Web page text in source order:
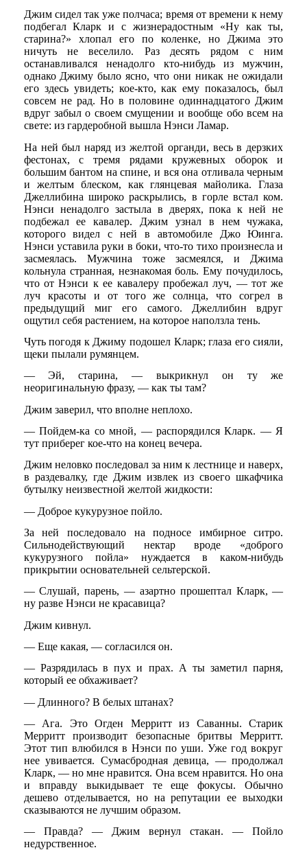
Джим сидел так уже полчаса; время от времени к нему
подбегал Кларк и с жизнерадостным «Ну как ты,
старина?» хлопал его по коленке, но Джима это
ничуть не веселило. Раз десять рядом с ним
останавливался ненадолго кто-нибудь из мужчин,
однако Джиму было ясно, что они никак не ожидали
его здесь увидеть; кое-кто, как ему показалось, был
совсем не рад. Но в половине одиннадцатого Джим
вдруг забыл о своем смущении и вообще обо всем на
свете: из гардеробной вышла Нэнси Ламар.
На ней был наряд из желтой органди, весь в дерзких
фестонах, с тремя рядами кружевных оборок и
большим бантом на спине, и вся она отливала черным
и желтым блеском, как глянцевая майолика. Глаза
Джеллибина широко раскрылись, в горле встал ком.
Нэнси ненадолго застыла в дверях, пока к ней не
подбежал ее кавалер. Джим узнал в нем чужака,
которого видел с ней в автомобиле Джо Юинга.
Нэнси уставила руки в боки, что-то тихо произнесла и
засмеялась. Мужчина тоже засмеялся, и Джима
кольнула странная, незнакомая боль. Ему почудилось,
что от Нэнси к ее кавалеру пробежал луч, — тот же
луч красоты и от того же солнца, что согрел в
предыдущий миг его самого. Джеллибин вдруг
ощутил себя растением, на которое наползла тень.
Чуть погодя к Джиму подошел Кларк; глаза его сияли,
щеки пылали румянцем.
— Эй, старина, — выкрикнул он ту же
неоригинальную фразу, — как ты там?
Джим заверил, что вполне неплохо.
— Пойдем-ка со мной, — распорядился Кларк. — Я
тут приберег кое-что на конец вечера.
Джим неловко последовал за ним к лестнице и наверх,
в раздевалку, где Джим извлек из своего шкафчика
бутылку неизвестной желтой жидкости:
— Доброе кукурузное пойло.
За ней последовало на подносе имбирное ситро.
Сильнодействующий нектар вроде «доброго
кукурузного пойла» нуждается в каком-нибудь
прикрытии основательней сельтерской.
— Слушай, парень, — азартно прошептал Кларк, —
ну разве Нэнси не красавица?
Джим кивнул.
— Еще какая, — согласился он.
— Разрядилась в пух и прах. А ты заметил парня,
который ее обхаживает?
— Длинного? В белых штанах?
— Ага. Это Огден Мерритт из Саванны. Старик
Мерритт производит безопасные бритвы Мерритт.
Этот тип влюбился в Нэнси по уши. Уже год вокруг
нее увивается. Сумасбродная девица, — продолжал
Кларк, — но мне нравится. Она всем нравится. Но она
и вправду выкидывает те еще фокусы. Обычно
дешево отделывается, но на репутации ее выходки
сказываются не лучшим образом.
— Правда? — Джим вернул стакан. — Пойло
недурственное.